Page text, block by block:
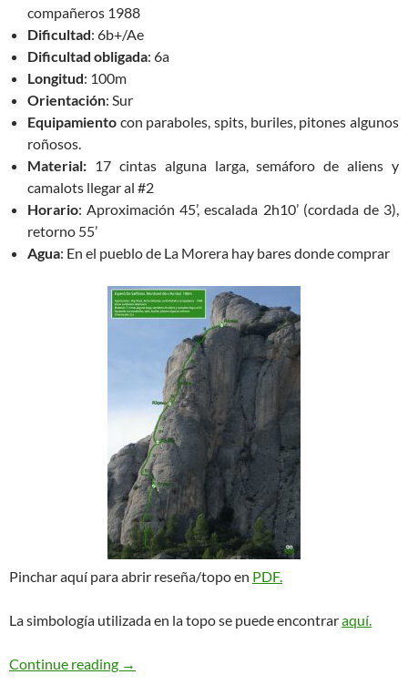
compañeros 1988
Dificultad: 6b+/Ae
Dificultad obligada: 6a
Longitud: 100m
Orientación: Sur
Equipamiento con paraboles, spits, buriles, pitones algunos
roñosos.
Material: 17 cintas alguna larga, semáforo de aliens y
camalots llegar al #2
Horario: Aproximación 45’, escalada 2h10’ (cordada de 3),
retorno 55’
Agua: En el pueblo de La Morera hay bares donde comprar
Pinchar aquí para abrir reseña/topo en PDF.
La simbología utilizada en la topo se puede encontraraquí.
Continue reading Esperó de Salfores. Montsant
→